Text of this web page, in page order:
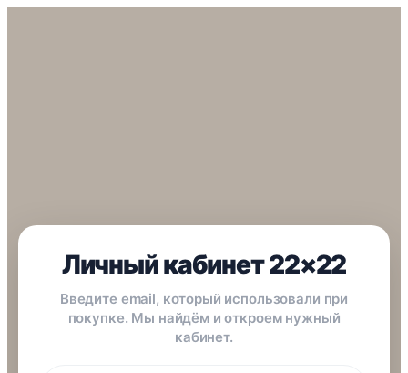
Личный кабинет 22×22
Введите email, который использовали при
покупке. Мы найдём и откроем нужный
кабинет.